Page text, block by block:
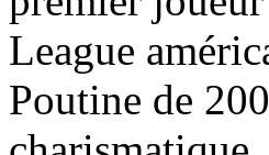
League
Poutine de